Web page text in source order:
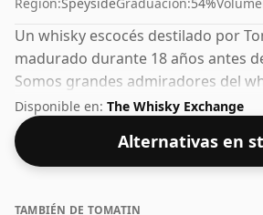
Un whisky escocés destilado por
madurado durante 18 años antes
Somos grandes admiradores del
con alta concentración y este
bonito 54%.
Disponible en: The Whisky Exchange
Alternativas en
TAMBIÉN DE TOMATIN